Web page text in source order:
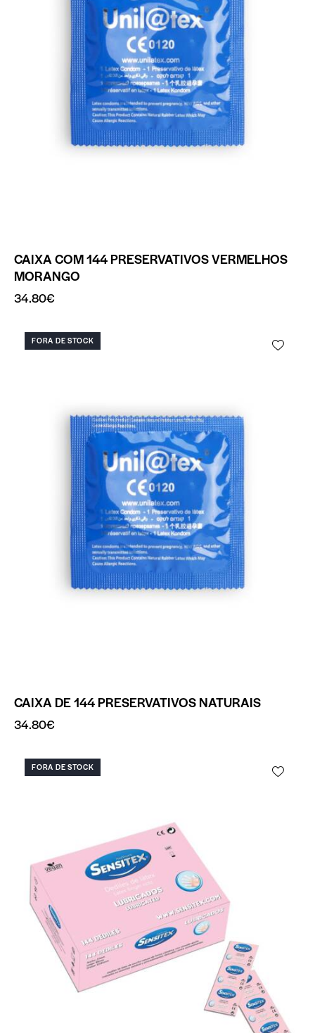
CAIXA COM 144 PRESERVATIVOS VERMELHOS
MORANGO
34.80€
FORA DE STOCK
CAIXA DE 144 PRESERVATIVOS NATURAIS
34.80€
FORA DE STOCK